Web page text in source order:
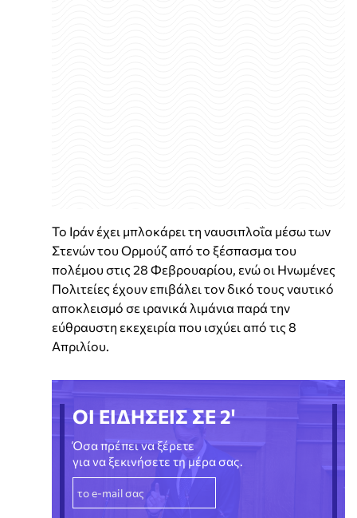
Το Ιράν έχει μπλοκάρει τη ναυσιπλοΐα μέσω των
Στενών του Ορμούζ από το ξέσπασμα του
πολέμου στις 28 Φεβρουαρίου, ενώ οι Ηνωμένες
Πολιτείες έχουν επιβάλει τον δικό τους ναυτικό
αποκλεισμό σε ιρανικά λιμάνια παρά την
εύθραυστη εκεχειρία που ισχύει από τις 8
Απριλίου.
ΟΙ ΕΙΔΗΣΕΙΣ ΣΕ 2'
Όσα πρέπει να ξέρετε
για να ξεκινήσετε τη μέρα σας.